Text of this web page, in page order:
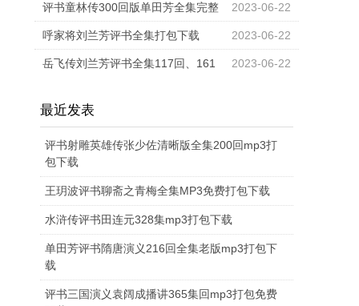
p3打包免费下载 2023-06-22
评书童林传300回版单田芳全集完整
版mp3打包下载 2023-06-22
呼家将刘兰芳评书全集打包下载
2023-06-22
岳飞传刘兰芳评书全集117回、161
最近发表
评书射雕英雄传张少佐清晰版全集200回mp3打
包下载
王玥波评书聊斋之青梅全集MP3免费打包下载
水浒传评书田连元328集mp3打包下载
单田芳评书隋唐演义216回全集老版mp3打包下
载
评书三国演义袁阔成播讲365集回mp3打包免费